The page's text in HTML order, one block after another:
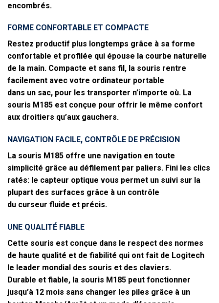
encombrés.
FORME CONFORTABLE ET COMPACTE
Restez productif plus longtemps grâce à sa forme
confortable et profilée qui épouse la courbe naturelle
de la main. Compacte et sans fil, la souris rentre
facilement avec votre ordinateur portable
dans un sac, pour les transporter n’importe où. La
souris M185 est conçue pour offrir le même confort
aux droitiers qu’aux gauchers.
NAVIGATION FACILE, CONTRÔLE DE PRÉCISION
La souris M185 offre une navigation en toute
simplicité grâce au défilement par paliers. Fini les clics
ratés: le capteur optique vous permet un suivi sur la
plupart des surfaces grâce à un contrôle
du curseur fluide et précis.
UNE QUALITÉ FIABLE
Cette souris est conçue dans le respect des normes
de haute qualité et de fiabilité qui ont fait de Logitech
le leader mondial des souris et des claviers.
Durable et fiable, la souris M185 peut fonctionner
jusqu’à 12 mois sans changer les piles grâce à un